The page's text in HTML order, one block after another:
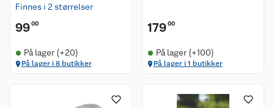
Finnes i 2 størrelser
9900
På lager (+20)
På lager i 8 butikker
17900
På lager (+100)
På lager i 1 butikker